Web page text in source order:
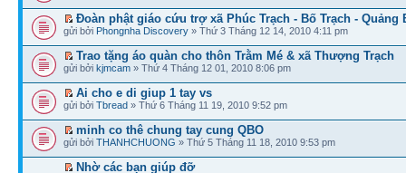
Đoàn phật giáo cứu trợ xã Phúc Trạch - Bố Trạch - Quảng
gửi bởi Phongnha Discovery » Thứ 3 Tháng 12 14, 2010 4:11 pm
Trao tặng áo quàn cho thôn Trằm Mé & xã Thượng Trạch
gửi bởi kjmcam » Thứ 4 Tháng 12 01, 2010 8:06 pm
Ai cho e di giup 1 tay vs
gửi bởi Tbread » Thứ 6 Tháng 11 19, 2010 9:52 pm
minh co thê chung tay cung QBO
gửi bởi THANHCHUONG » Thứ 5 Tháng 11 18, 2010 9:53 pm
Nhờ các bạn giúp đỡ